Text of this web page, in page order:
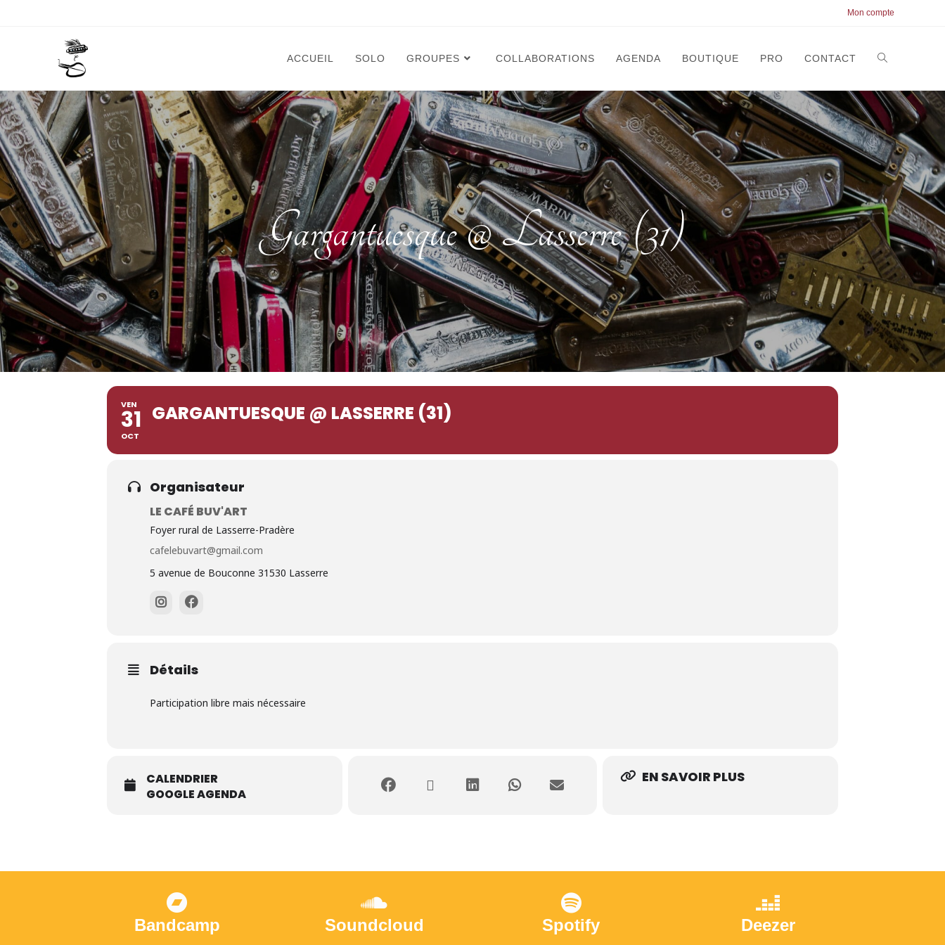
Mon compte
ACCUEIL SOLO GROUPES COLLABORATIONS AGENDA BOUTIQUE PRO CONTACT
Gargantuesque @ Lasserre (31)
VEN
31
OCT
GARGANTUESQUE @ LASSERRE (31)
Organisateur
LE CAFÉ BUV'ART
Foyer rural de Lasserre-Pradère
cafelebuvart@gmail.com
5 avenue de Bouconne 31530 Lasserre
Détails
Participation libre mais nécessaire
CALENDRIER
GOOGLE AGENDA
EN SAVOIR PLUS
Bandcamp Soundcloud Spotify Deezer